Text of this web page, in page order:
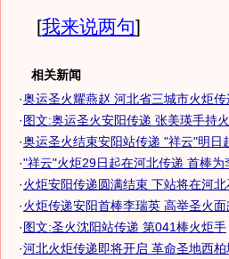
[我来说两句]
相关新闻
·奥运圣火耀燕赵 河北省三城市火炬传
·图文:奥运圣火安阳传递 张美瑛手持
·奥运圣火结束安阳站传递 "祥云"明日
·"祥云"火炬29日起在河北传递 首棒为
·火炬安阳传递圆满结束 下站将在河北
·火炬传递安阳首棒李瑞英 高举圣火面
·图文:圣火沈阳站传递 第041棒火炬手
·河北火炬传递即将开启 革命圣地西柏